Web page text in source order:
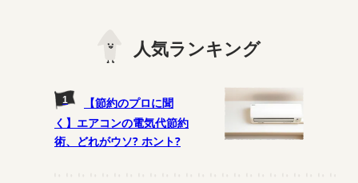
人気ランキング
【節約のプロに聞
く】エアコンの電気代節約
術、どれがウソ? ホント?